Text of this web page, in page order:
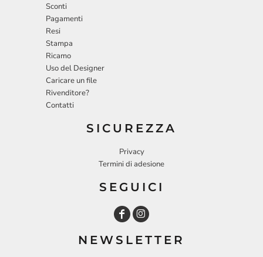
Sconti
Pagamenti
Resi
Stampa
Ricamo
Uso del Designer
Caricare un file
Rivenditore?
Contatti
SICUREZZA
Privacy
Termini di adesione
SEGUICI
NEWSLETTER